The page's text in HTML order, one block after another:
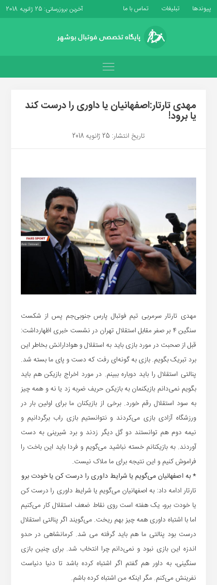
پیوندها تبلیغات تماس با ما آخرین بروزرسانی: 25 ژانویه 2018
مهدی تارتار:اصفهانیان یا داوری را درست کند
یا برود!
تاریخ انتشار: 25 ژانویه 2018
مهدی تارتار سرمربی تیم فوتبال پارس جنوبی‌جم پس از شکست
سنگین ۴ بر صفر مقابل استقلال تهران در نشست خبری اظهارداشت:
قبل از صحبت در مورد بازی باید به استقلال و هوادارانش بخاطر این
برد تبریک بگویم. بازی به گونه‌ای رفت که دست و پای ما بسته شد.
پنالتی استقلال را باید دوباره ببینم. در مورد اخراج بازیکن هم باید
بگویم نمی‌دانم بازیکنمان به بازیکن حریف ضربه زد یا نه و همه چیز
به سود استقلال رقم خورد. برخی از بازیکنان ما برای اولین بار در
ورزشگاه آزادی بازی می‌کردند و نتوانستیم بازی راب برگردانیم و
نیمه دوم هم توانستند دو گل دیگر زدند و برد شیرینی به دست
آوردند. به بازیکنانم خسته نباشید می‌گویم و فردا باید این باخت را
فراموش کنیم و این نتیجه برای ما ملاک نیست.
* به اصفهانیان می‌گویم یا شرایط داوری را درست کن یا خودت برو
تارتار ادامه داد: به اصفهانیان می‌گویم یا شرایط داوری را درست کن
یا خودت برو، یک هفته است روی نقاط ضعف استقلال کار می‌کنیم
اما با اشتباه داوری همه چیز بهم ریخت. می‌گویند اگر پنالتی استقلال
درست بود پنالتی ما هم باید گرفته می شد. کرمانشاهی در حدو
اندزه این بازی نبود و نمی‌دانم چرا انتخاب شد. برای چنین بازی
سنگینی، به داور هم گفتم اگر اشتباه کرده باشد تا دنیا دنیاست
نفرینش می‌کنم. مگر اینکه من اشتباه کرده باشم.